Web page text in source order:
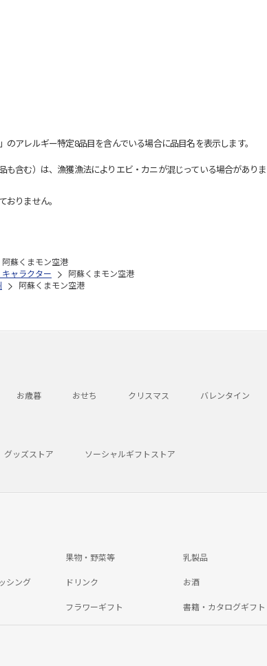
アレルギー特定8品目を含んでいる場合に品目名を表示します。
含む）は、漁獲漁法によりエビ・カニが混じっている場合があり
りません。
阿蘇くまモン空港
ャラクター
阿蘇くまモン空港
阿蘇くまモン空港
お歳暮 おせち クリスマス バレンタイン
グッズストア ソーシャルギフトストア
果物・野菜等 乳製品
シング ドリンク お酒
フラワーギフト 書籍・カタログギフト